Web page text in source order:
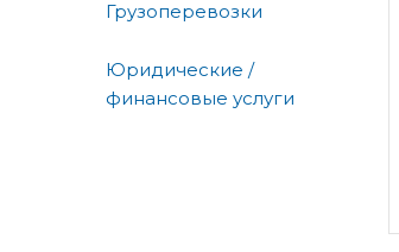
Грузоперевозки
Юридические /
финансовые услуги